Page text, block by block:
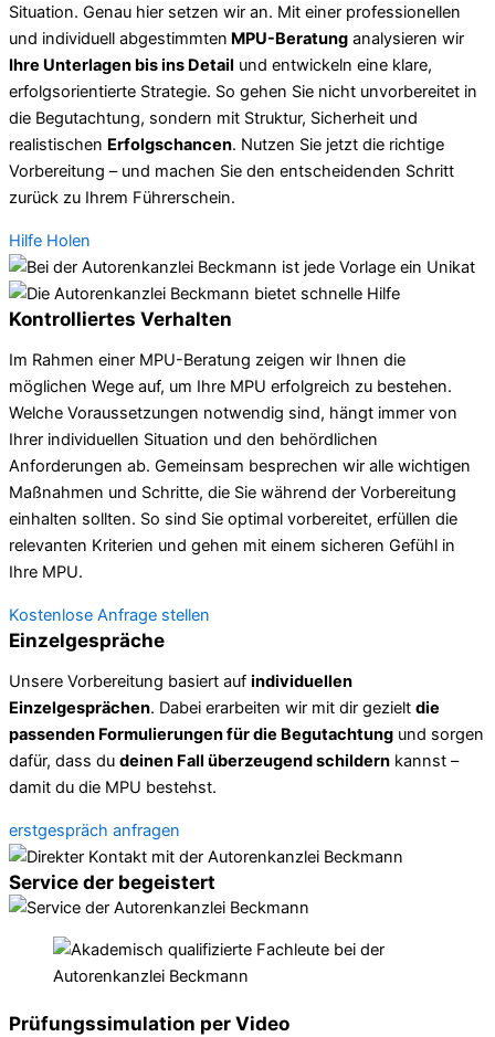
Situation. Genau hier setzen wir an. Mit einer professionellen
und individuell abgestimmten MPU-Beratung analysieren wir
Ihre Unterlagen bis ins Detail und entwickeln eine klare,
erfolgsorientierte Strategie. So gehen Sie nicht unvorbereitet in
die Begutachtung, sondern mit Struktur, Sicherheit und
realistischen Erfolgschancen. Nutzen Sie jetzt die richtige
Vorbereitung – und machen Sie den entscheidenden Schritt
zurück zu Ihrem Führerschein.
Hilfe Holen
Kontrolliertes Verhalten
Im Rahmen einer MPU-Beratung zeigen wir Ihnen die
möglichen Wege auf, um Ihre MPU erfolgreich zu bestehen.
Welche Voraussetzungen notwendig sind, hängt immer von
Ihrer individuellen Situation und den behördlichen
Anforderungen ab. Gemeinsam besprechen wir alle wichtigen
Maßnahmen und Schritte, die Sie während der Vorbereitung
einhalten sollten. So sind Sie optimal vorbereitet, erfüllen die
relevanten Kriterien und gehen mit einem sicheren Gefühl in
Ihre MPU.
Kostenlose Anfrage stellen
Einzelgespräche
Unsere Vorbereitung basiert auf individuellen
Einzelgesprächen. Dabei erarbeiten wir mit dir gezielt die
passenden Formulierungen für die Begutachtung und sorgen
dafür, dass du deinen Fall überzeugend schildern kannst –
damit du die MPU bestehst.
erstgespräch anfragen
Service der begeistert
Prüfungssimulation per Video